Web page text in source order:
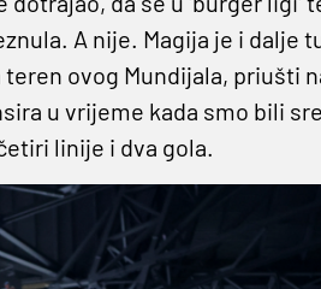
A nije. Magija je i dalje
ovog Mundijala, priušti
u vrijeme kada smo bili
linije i dva gola.